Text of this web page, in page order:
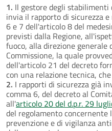
1. Il gestore degli
invia il rapporto di sicurezza
6 e 7 dell'articolo 8 del
previsti dalla Regione,
fuoco, alla direzione generale
Commissione, la quale
dell'articolo 21 del decreto
con una relazione tecnica,
2. I rapporti di sicurezza già
comma 6, del decreto al
all'articolo 20 del d.p.r. 29
del regolamento
prevenzione e di vigilanza